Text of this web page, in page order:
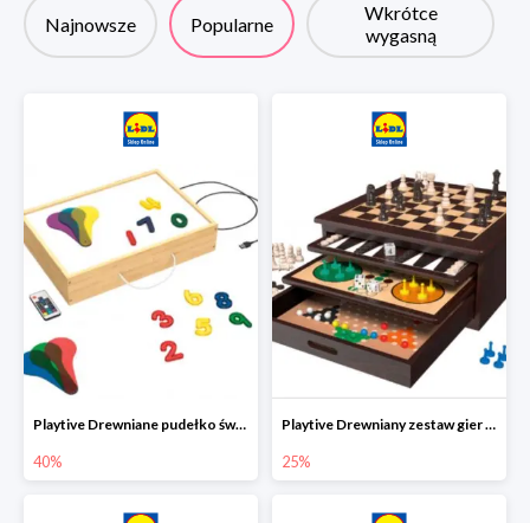
Najnowsze Popularne
Wkrótce
wygasną
Playtive Drewniane pudełko świetlne MONTESSORI
40%
Playtive Drewniany zestaw gier 10 w 1
25%